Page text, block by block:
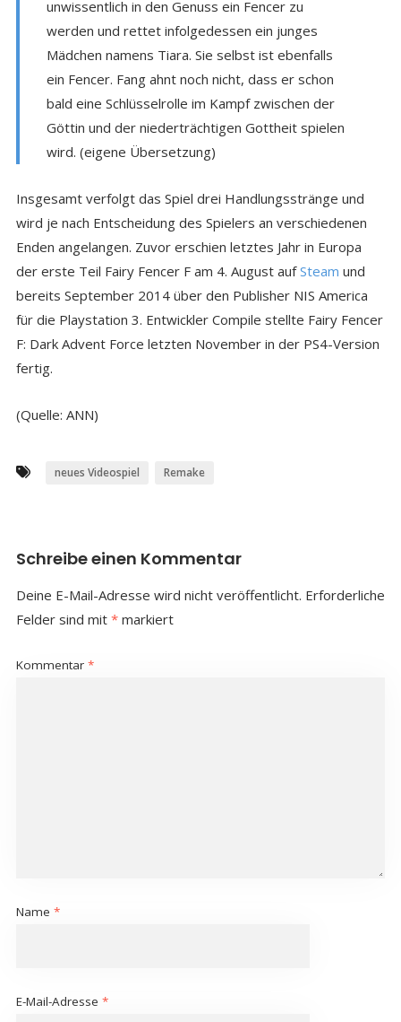
unwissentlich in den Genuss ein Fencer zu
werden und rettet infolgedessen ein junges
Mädchen namens Tiara. Sie selbst ist ebenfalls
ein Fencer. Fang ahnt noch nicht, dass er schon
bald eine Schlüsselrolle im Kampf zwischen der
Göttin und der niederträchtigen Gottheit spielen
wird. (eigene Übersetzung)
Insgesamt verfolgt das Spiel drei Handlungsstränge und
wird je nach Entscheidung des Spielers an verschiedenen
Enden angelangen. Zuvor erschien letztes Jahr in Europa
der erste Teil Fairy Fencer F am 4. August aufSteam und
bereits September 2014 über den Publisher NIS America
für die Playstation 3. Entwickler Compile stellte Fairy Fencer
F: Dark Advent Force letzten November in der PS4-Version
fertig.
(Quelle: ANN)
neues Videospiel Remake
Schreibe einen Kommentar
Deine E-Mail-Adresse wird nicht veröffentlicht. Erforderliche
Felder sind mit *markiert
Kommentar *
Name *
E-Mail-Adresse *